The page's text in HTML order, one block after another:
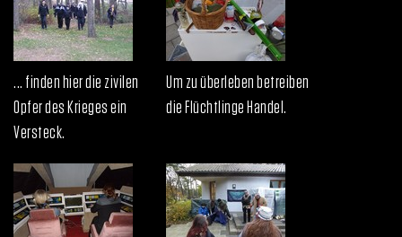
... finden hier die zivilen
Opfer des Krieges ein
Versteck.
Um zu überleben betreiben
die Flüchtlinge Handel.